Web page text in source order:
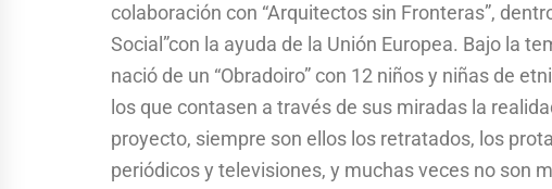
colaboración con “Arquitectos sin Fronteras”,
Social”con la ayuda de la Unión Europea. Bajo la
nació de un “Obradoiro” con 12 niños y niñas de
los que contasen a través de sus miradas la
proyecto, siempre son ellos los retratados, los
periódicos y televisiones, y muchas veces no son